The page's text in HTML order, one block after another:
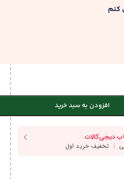
کنم
افزودن به سبد خرید